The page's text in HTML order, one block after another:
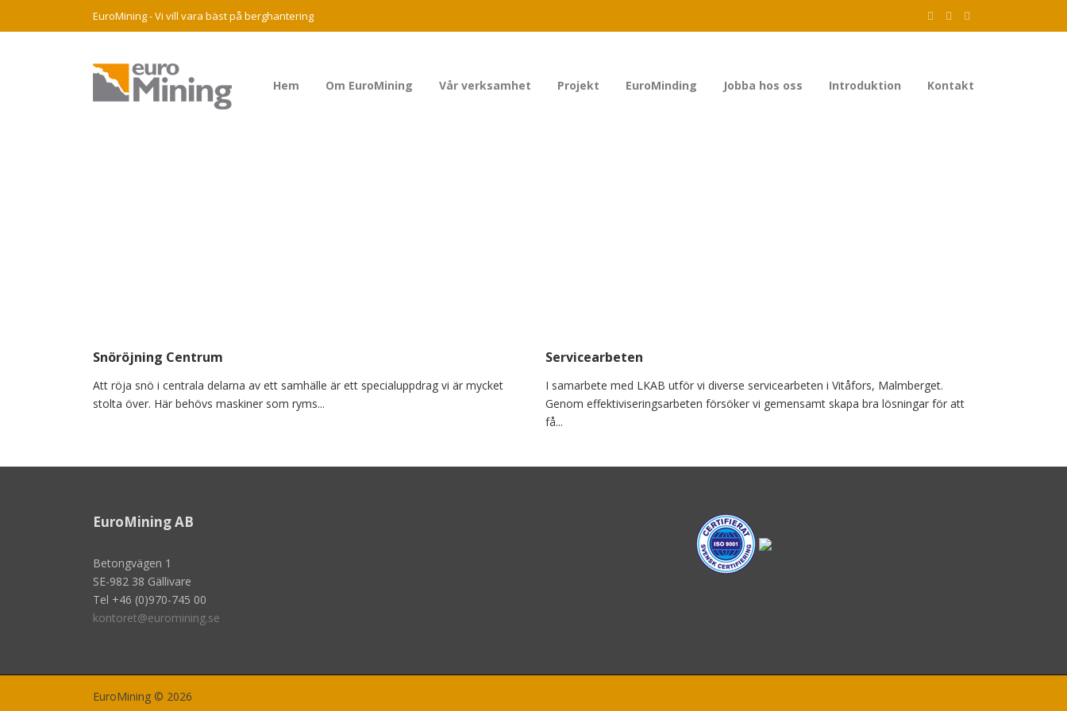
EuroMining - Vi vill vara bäst på berghantering
Hem Om EuroMining Vår verksamhet Projekt EuroMinding Jobba hos oss Introduktion Kontakt
Snöröjning Centrum
Att röja snö i centrala delarna av ett samhälle är ett specialuppdrag vi är mycket
stolta över. Här behövs maskiner som ryms...
Servicearbeten
I samarbete med LKAB utför vi diverse servicearbeten i Vitåfors, Malmberget.
Genom effektiviseringsarbeten försöker vi gemensamt skapa bra lösningar för att
få...
EuroMining AB
Betongvägen 1
SE-982 38 Gällivare
Tel +46 (0)970-745 00
kontoret@euromining.se
EuroMining © 2026